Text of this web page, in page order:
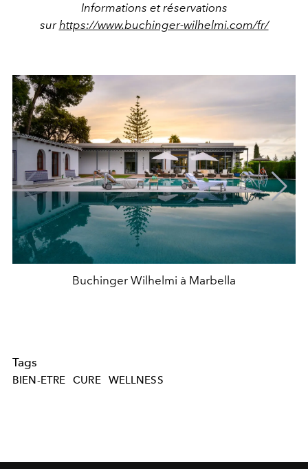
Informations et réservations
surhttps://www.buchinger-wilhelmi.com/fr/
Buchinger Wilhelmi à Marbella
Tags
BIEN-ETRE CURE WELLNESS